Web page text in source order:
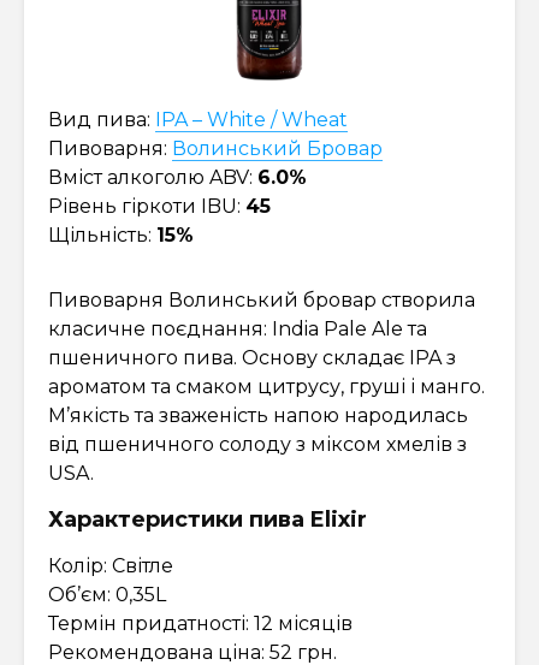
Вид пива: IPA – White / Wheat
Пивоварня: Волинський Бровар
Вміст алкоголю ABV: 6.0%
Рівень гіркоти IBU: 45
Щільність: 15%
Пивоварня Волинський бровар створила
класичне поєднання: India Pale Ale та
пшеничного пива. Основу складає IPA з
ароматом та смаком цитрусу, груші і манго.
М’якість та зваженість напою народилась
від пшеничного солоду з міксом хмелів з
USA.
Характеристики пива Elixir
Колір: Світле
Об’єм: 0,35L
Термін придатності: 12 місяців
Рекомендована ціна: 52 грн.